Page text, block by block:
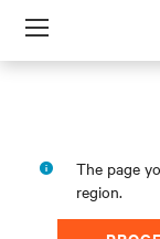
Menu
The page
region.